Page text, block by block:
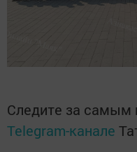
Следите за
Telegram-канале